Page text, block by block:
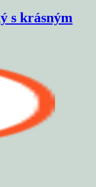
s krásným